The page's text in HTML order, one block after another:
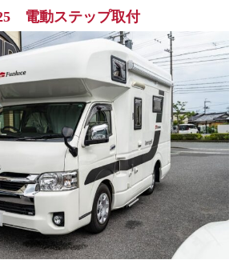
電動ステップ取付